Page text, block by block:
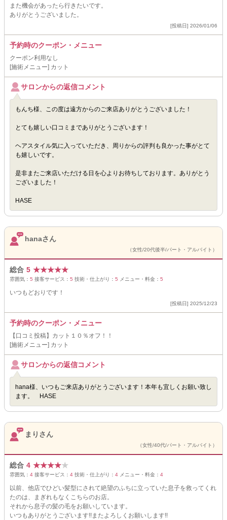
また機会があったら行きたいです。
ありがとうございました。
[投稿日] 2026/01/06
予約時のクーポン・メニュー
クーポン利用なし
[施術メニュー] カット
サロンからの返信コメント
もんち様、この度は遠方からのご来店ありがとうございました！
とても嬉しい口コミまでありがとうございます！
ヘアスタイル気に入っていただき、周りからの評判も良かった事がとて
も嬉しいです。
是非またご来店いただける日を心よりお待ちしております。ありがとう
ございました！
HASE
hanaさん
（女性/20代後半/パート・アルバイト）
総合 5 ★★★★★
雰囲気： 5 接客サービス： 5 技術・仕上がり： 5 メニュー・料金： 5
いつもどおりです！
[投稿日] 2025/12/23
予約時のクーポン・メニュー
【口コミ投稿】カット１０％オフ！！
[施術メニュー] カット
サロンからの返信コメント
hana様、いつもご来店ありがとうございます！本年も宜しくお願い致し
ます。 HASE
まりさん
（女性/40代/パート・アルバイト）
総合 4 ★★★★★
雰囲気： 4 接客サービス： 4 技術・仕上がり： 4 メニュー・料金： 4
以前、他店でひどい髪型にされて絶望のふちに立っていた息子を救ってくれ
たのは、まぎれもなくこちらのお店。
それから息子の髪の毛をお願いしています。
いつもありがとうございます!!またよろしくお願いします!!